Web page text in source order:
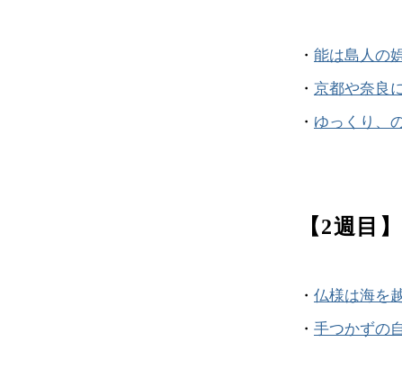
・ 能は島人の
・ 京都や奈良
・ ゆっくり、
【2週目
・ 仏様は海を
・ 手つかずの